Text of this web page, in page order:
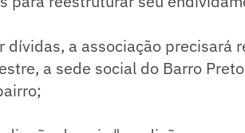
dívidas, a associação precisará
a sede social do Barro